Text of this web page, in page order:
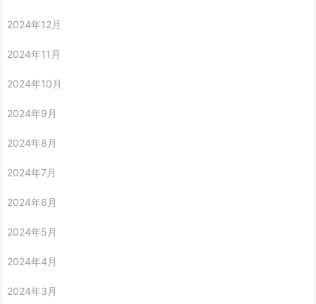
2024年12月
2024年11月
2024年10月
2024年9月
2024年8月
2024年7月
2024年6月
2024年5月
2024年4月
2024年3月